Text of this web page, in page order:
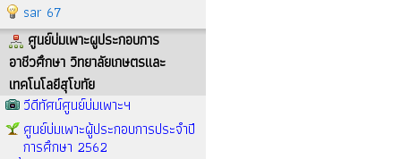
sar 67
ศูนย์บ่มเพาะผูประกอบการ
อาชีวศึกษา วิทยาลัยเกษตรและ
เทคโนโลยีสุโขทัย
วีดีทัศน์ศูนย์บ่มเพาะฯ
ศูนย์บ่มเพาะผู้ประกอบการประจำปี
การศึกษา 2562